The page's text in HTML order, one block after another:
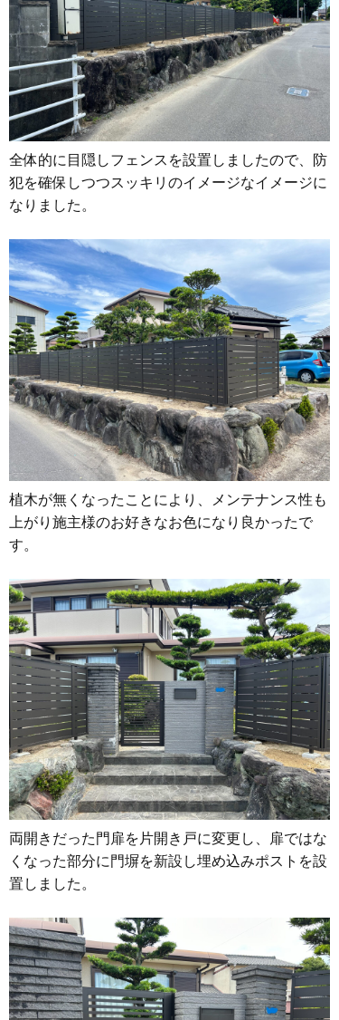
全体的に目隠しフェンスを設置しましたので、防
犯を確保しつつスッキリのイメージなイメージに
なりました。
植木が無くなったことにより、メンテナンス性も
上がり施主様のお好きなお色になり良かったで
す。
両開きだった門扉を片開き戸に変更し、扉ではな
くなった部分に門塀を新設し埋め込みポストを設
置しました。